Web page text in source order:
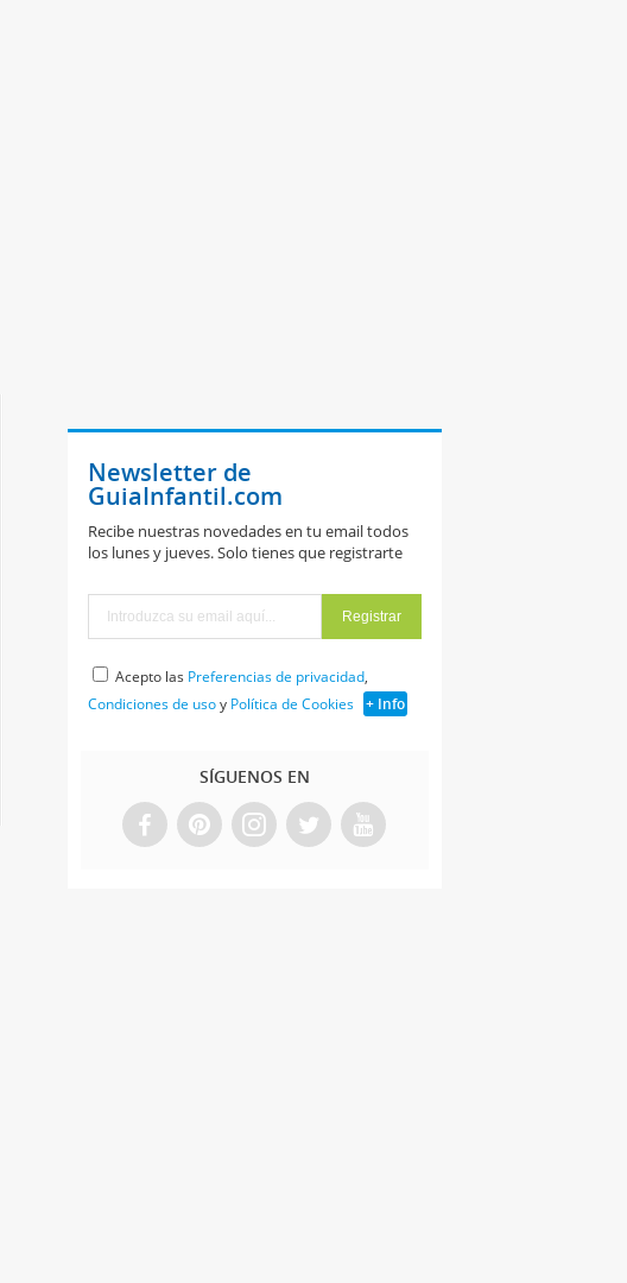
Newsletter de
GuiaInfantil.com
Recibe nuestras novedades en tu email todos
los lunes y jueves. Solo tienes que registrarte
Acepto las Preferencias de privacidad,
Condiciones de usoy Política de Cookies + Info
SÍGUENOS EN